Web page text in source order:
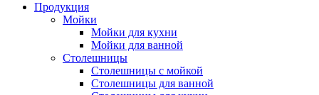
Продукция
Мойки
Мойки для кухни
Мойки для ванной
Столешницы
Столешницы с мойкой
Столешницы для ванной